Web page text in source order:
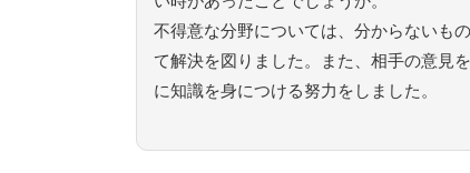
不得意な分野については、分からないも
て解決を図りました。また、相手の意見
に知識を身につける努力をしました。